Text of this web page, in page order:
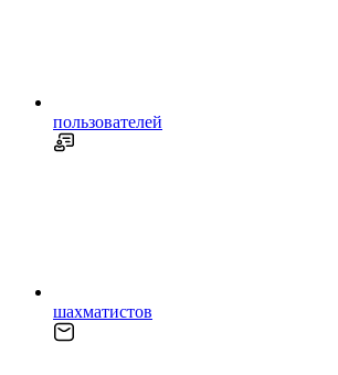
пользователей
шахматистов